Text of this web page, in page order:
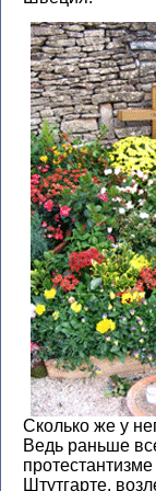
Сколько же у
Ведь раньше
Штутгарте,